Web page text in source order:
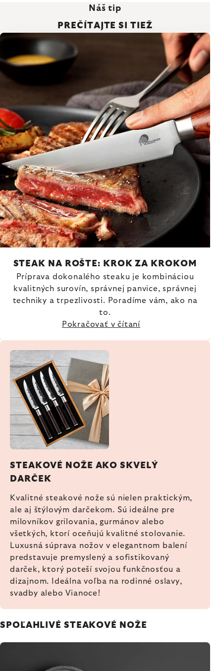
Náš tip
PREČÍTAJTE SI TIEŽ
STEAK NA ROŠTE: KROK ZA KROKOM
Príprava dokonalého steaku je kombináciou
kvalitných surovín, správnej panvice, správnej
techniky a trpezlivosti. Poradíme vám, ako na
to.
Pokračovať v čítaní
STEAKOVÉ NOŽE AKO SKVELÝ
DARČEK
Kvalitné steakové nože sú nielen praktickým,
ale aj štýlovým darčekom. Sú ideálne pre
milovníkov grilovania, gurmánov alebo
všetkých, ktorí oceňujú kvalitné stolovanie.
Luxusná súprava nožov v elegantnom balení
predstavuje premyslený a sofistikovaný
darček, ktorý poteší svojou funkčnosťou a
dizajnom. Ideálna voľba na rodinné oslavy,
svadby alebo Vianoce!
SPOĽAHLIVÉ STEAKOVÉ NOŽE